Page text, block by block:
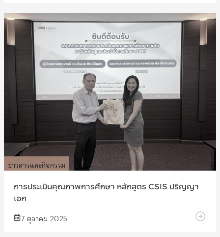
ข่าวสารและกิจกรรม
การประเมินคุณภาพการศึกษา หลักสูตร CSIS ปริญญา
เอก
7 ตุลาคม 2025